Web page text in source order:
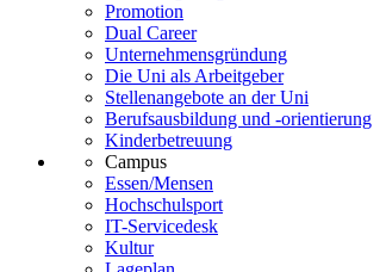
Promotion
Dual Career
Unternehmensgründung
Die Uni als Arbeitgeber
Stellenangebote an der Uni
Berufsausbildung und -orientierung
Kinderbetreuung
Campus
Essen/Mensen
Hochschulsport
IT-Servicedesk
Kultur